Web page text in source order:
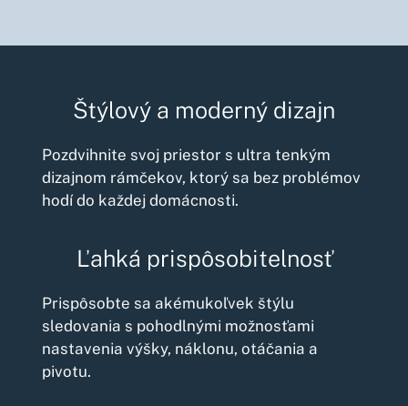
Štýlový a moderný dizajn
Pozdvihnite svoj priestor s ultra tenkým
dizajnom rámčekov, ktorý sa bez problémov
hodí do každej domácnosti.
Ľahká prispôsobitelnosť
Prispôsobte sa akémukoľvek štýlu
sledovania s pohodlnými možnosťami
nastavenia výšky, náklonu, otáčania a
pivotu.